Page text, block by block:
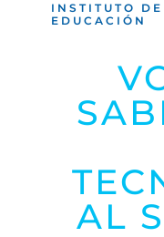
AL
INSTITUTO
EDUCACIÓN